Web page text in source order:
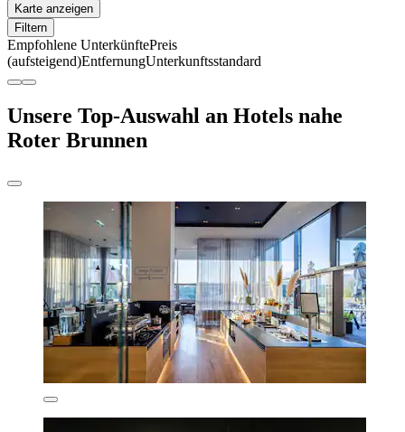
Karte anzeigen
Filtern
Empfohlene UnterkünftePreis
(aufsteigend)EntfernungUnterkunftsstandard
Unsere Top-Auswahl an Hotels nahe
Roter Brunnen